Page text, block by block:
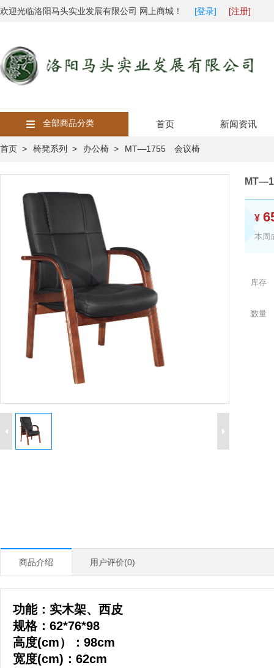
欢迎光临洛阳马头实业发展有限公司 网上商城！ [登录] [注册]
全部商品分类 首页 新闻资讯
首页 > 椅凳系列 > 办公椅 > MT—1755 会议椅
¥
本周
库存
数量
商品介绍 用户评价(0)
功能：实木架、西皮
规格：62*76*98
高度(cm）：98cm
宽度(cm)：62cm